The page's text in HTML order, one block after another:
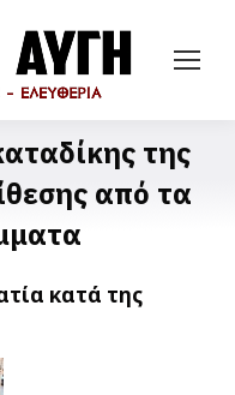
της
από τα
κατά της